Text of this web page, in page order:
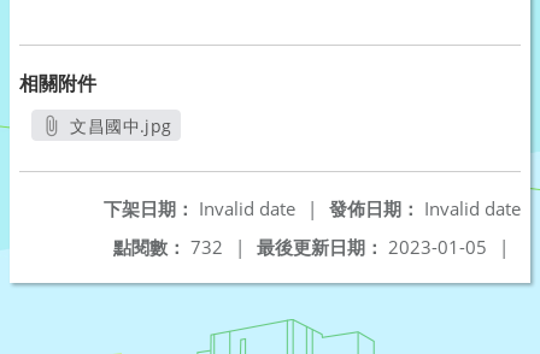
相關附件
文昌國中.jpg
發佈日期： Invalid date
下架日期： Invalid date
|
最後更新日期： 2023-01-05 |
點閱數： 732 |